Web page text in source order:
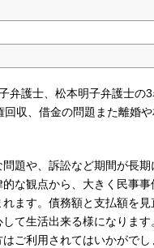
弁護士、松本明子弁護士の
収、借金の問題また離婚
題や、訴訟など期間が長期
な観点から、大きく民事
ます。債務額と支払額を
て生活出来る様になります
ご利用されてはいかがでし